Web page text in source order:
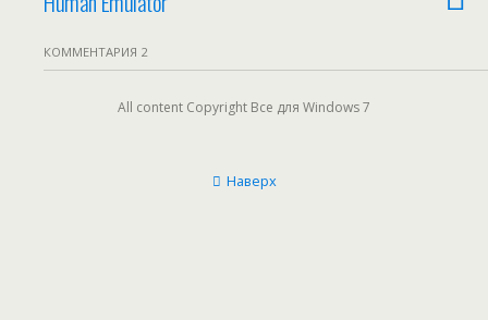
КОММЕНТАРИЯ 2
All content Copyright Все для Windows 7
Наверх